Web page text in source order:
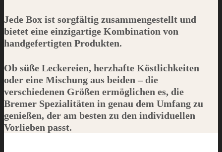
Jede Box ist sorgfältig zusammengestellt und
bietet eine einzigartige Kombination von
handgefertigten Produkten.
Ob süße Leckereien, herzhafte Köstlichkeiten
oder eine Mischung aus beiden – die
verschiedenen Größen ermöglichen es, die
Bremer Spezialitäten in genau dem Umfang zu
genießen, der am besten zu den individuellen
Vorlieben passt.